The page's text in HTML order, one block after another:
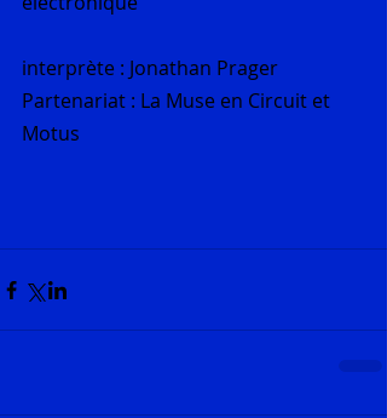
interprète : Jonathan Prager
Partenariat : La Muse en Circuit et
Motus